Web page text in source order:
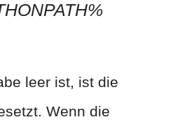
leer ist, ist die
Wenn die